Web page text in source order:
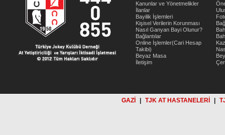
Kanunlar ve Yönetmelikler
İlanlar
Bayilik İşlemleri
Kişisel Verilerin Korunması
Nasıl Ganyan Bayi Olunur?
Bağlantılar
Online İşlemler(Cari Hesap
Takibi)
Beyaz Masa
İletişim
GAZİ TJK AT HASTANELERİ